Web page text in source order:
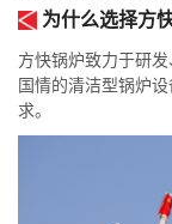
为什么选择方
方快锅炉致力于研
国情的清洁型锅炉
求。